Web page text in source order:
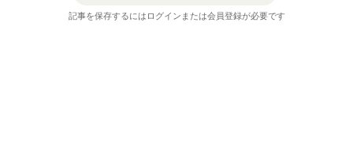
記事を保存するにはログインまたは会員登録が必要です